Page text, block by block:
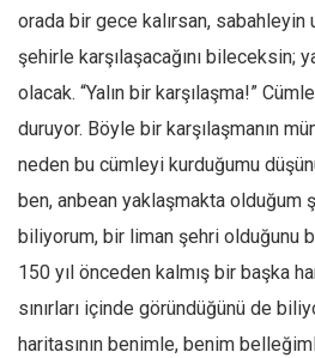
Spor
Manzara
Sağlık
Gıda-Beslenme
Hayat
Türkiye
Siyaset
Dünya
Avrupa
orada bir gece kalırsan, sabahleyin
şehirle karşılaşacağını bileceksin;
olacak. “Yalın bir karşılaşma!”
duruyor. Böyle bir karşılaşmanın
neden bu cümleyi kurduğumu
ben, anbean yaklaşmakta olduğum
biliyorum, bir liman şehri olduğunu
150 yıl önceden kalmış bir başka
sınırları içinde göründüğünü de
haritasının benimle, benim